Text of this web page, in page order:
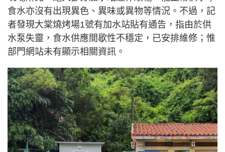
食水亦沒有出現異色、異味或異物等情況。不過，記
者發現大棠燒烤場1號有加水站貼有通告，指由於供
水泵失靈，食水供應間歇性不穩定，已安排維修；惟
部門網站未有顯示相關資訊。